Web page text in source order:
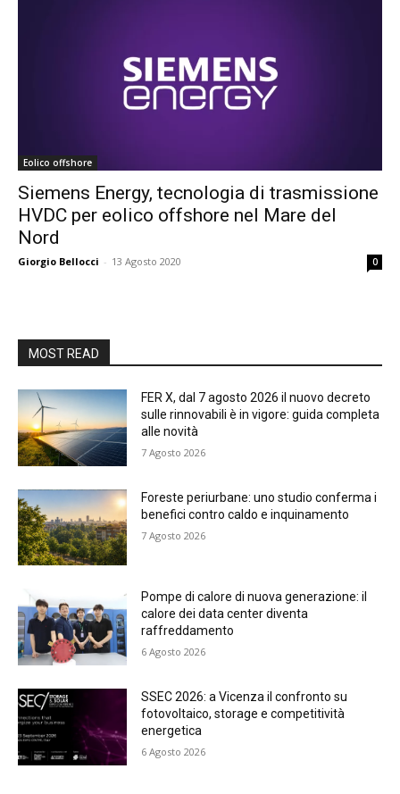
Eolico offshore
Siemens Energy, tecnologia di trasmissione
HVDC per eolico offshore nel Mare del
Nord
Giorgio Bellocci - 13 Agosto 2020 0
MOST READ
FER X, dal 7 agosto 2026 il nuovo decreto
sulle rinnovabili è in vigore: guida completa
alle novità
7 Agosto 2026
Foreste periurbane: uno studio conferma i
benefici contro caldo e inquinamento
7 Agosto 2026
Pompe di calore di nuova generazione: il
calore dei data center diventa
raffreddamento
6 Agosto 2026
SSEC 2026: a Vicenza il confronto su
fotovoltaico, storage e competitività
energetica
6 Agosto 2026